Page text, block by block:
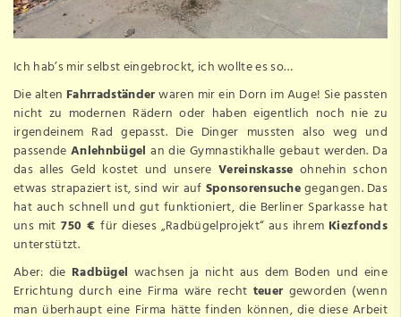
Ich hab’s mir selbst eingebrockt, ich wollte es so…
Die alten Fahrradständerwaren mir ein Dorn im Auge! Sie passten
nicht zu modernen Rädern oder haben eigentlich noch nie zu
irgendeinem Rad gepasst. Die Dinger mussten also weg und
passendeAnlehnbügel an die Gymnastikhalle gebaut werden. Da
das alles Geld kostet und unsere Vereinskasse ohnehin schon
etwas strapaziert ist, sind wir auf Sponsorensuchegegangen. Das
hat auch schnell und gut funktioniert, die Berliner Sparkasse hat
uns mit 750 €für dieses „Radbügelprojekt“ aus ihrem Kiezfonds
unterstützt.
Aber: die Radbügel wachsen ja nicht aus dem Boden und eine
Errichtung durch eine Firma wäre recht teuer geworden (wenn
man überhaupt eine Firma hätte finden können, die diese Arbeit